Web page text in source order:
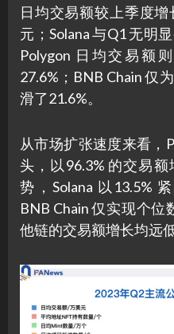
日均交易额较上季度增
元；Solana 与Q1 无明
Polygon 日均交易额
27.6%；BNB Chain 仅
滑了21.6%。
从市场扩张速度来看，
头，以96.3% 的交易
势，Solana 以13.5%
BNB Chain 仅实现个
他链的交易额增长均远